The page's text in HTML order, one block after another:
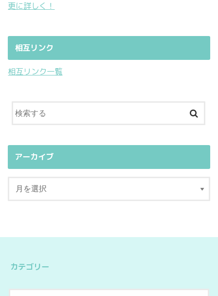
更に詳しく！
相互リンク
相互リンク一覧
アーカイブ
カテゴリー